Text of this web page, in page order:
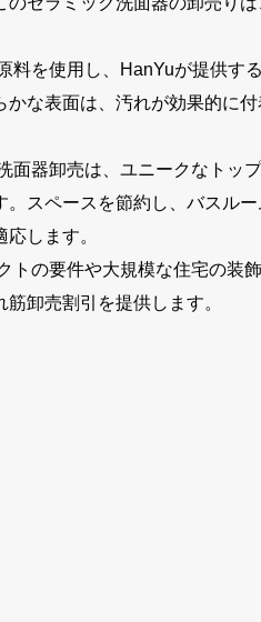
料を使用し、HanYuが提供す
な表面は、汚れが効果的に
面器卸売は、ユニークなトッ
スペースを節約し、バスル
します。
トの要件や大規模な住宅の装
卸売割引を提供します。